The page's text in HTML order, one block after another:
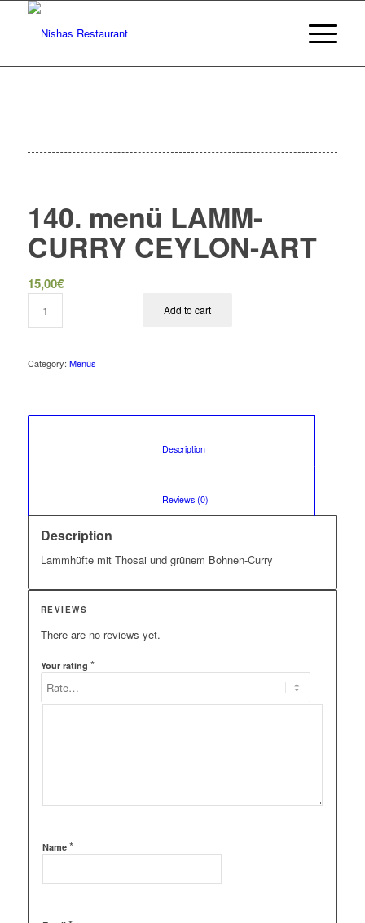
140. menü LAMM-
CURRY CEYLON-ART
15,00€
Add to cart
Category: Menüs
						Description
Description
Lammhüfte mit Thosai und grünem Bohnen-Curry
REVIEWS
There are no reviews yet.
Your rating *
Name *